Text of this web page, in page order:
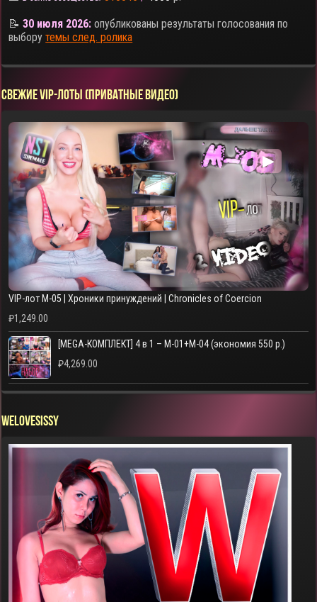
📝30 июля 2026: опубликованы результаты голосования по
выборутемы след. ролика
СВЕЖИЕ VIP-ЛОТЫ (ПРИВАТНЫЕ ВИДЕО)
▶
VIP-лот M-05 | Хроники принуждений | Chronicles of Coercion
₽1,249.00
[MEGA-КОМПЛЕКТ] 4 в 1 – M-01+M-04 (экономия 550 р.)
₽4,269.00
WELOVESISSY